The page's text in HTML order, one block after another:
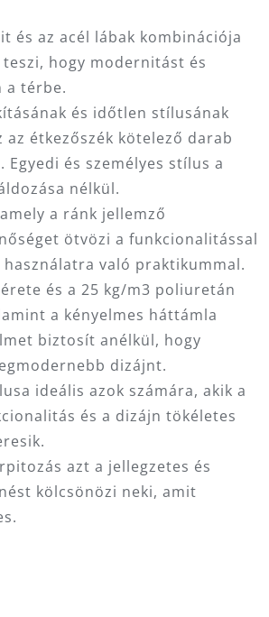
és az acél lábak kombinációja
hogy modernitást és
a térbe.
és időtlen stílusának
az étkezőszék kötelező darab
Egyedi és személyes stílus a
nélkül.
a ránk jellemző
ötvözi a funkcionalitással
való praktikummal.
és a 25 kg/m3 poliuretán
a kényelmes háttámla
biztosít anélkül, hogy
dizájnt.
ideális azok számára, akik a
és a dizájn tökéletes
azt a jellegzetes és
kölcsönözi neki, amit